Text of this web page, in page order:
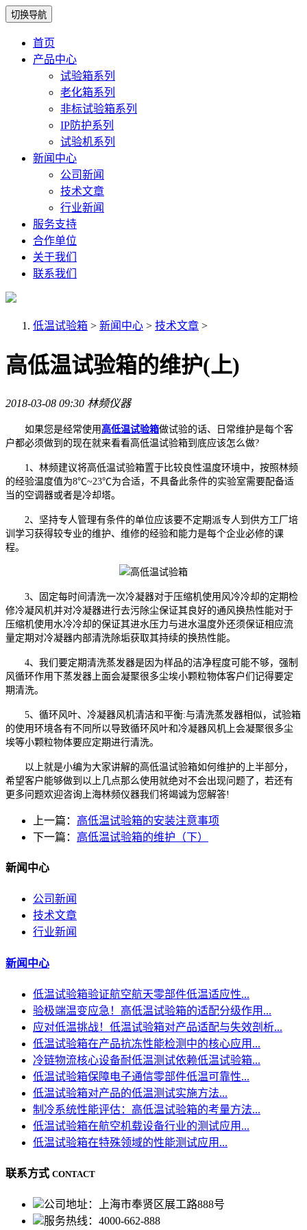
切换导航
首页
产品中心
试验箱系列
老化箱系列
非标试验箱系列
IP防护系列
试验机系列
新闻中心
公司新闻
技术文章
行业新闻
服务支持
合作单位
关于我们
联系我们
低温试验箱 > 新闻中心 > 技术文章 >
高低温试验箱的维护(上)
2018-03-08 09:30 林频仪器
如果您是经常使用 高低温试验箱做试验的话、日常维护是每个客
户都必须做到的现在就来看看高低温试验箱到底应该怎么做?
1、林频建议将高低温试验箱置于比较良性温度环境中，按照林频
的经验温度值为8℃~23℃为合适，不具备此条件的实验室需要配备适
当的空调器或者是冷却塔。
2、坚持专人管理有条件的单位应该要不定期派专人到供方工厂培
训学习获得较专业的维护、维修的经验和能力是每个企业必修的课
程。
3、固定每时间清洗一次冷凝器对于压缩机使用风冷冷却的定期检
修冷凝风机并对冷凝器进行去污除尘保证其良好的通风换热性能对于
压缩机使用水冷冷却的保证其进水压力与进水温度外还须保证相应流
量定期对冷凝器内部清洗除垢获取其持续的换热性能。
4、我们要定期清洗蒸发器是因为样品的洁净程度可能不够，强制
风循环作用下蒸发器上面会凝聚很多尘埃小颗粒物体客户们记得要定
期清洗。
5、循环风叶、冷凝器风机清洁和平衡:与清洗蒸发器相似，试验箱
的使用环境各有不同所以导致循环风叶和冷凝器风机上会凝聚很多尘
埃等小颗粒物体要应定期进行清洗。
以上就是小编为大家讲解的高低温试验箱如何维护的上半部分，
希望客户能够做到以上几点那么使用就绝对不会出现问题了，若还有
更多问题欢迎咨询上海林频仪器我们将竭诚为您解答!
上一篇： 高低温试验箱的安装注意事项
下一篇： 高低温试验箱的维护（下）
新闻中心
公司新闻
技术文章
行业新闻
新闻中心
低温试验箱验证航空航天零部件低温适应性...
验极端温变应急！高低温试验箱的适配分级作用...
应对低温挑战！低温试验箱对产品适配与失效剖析...
低温试验箱在产品抗冻性能检测中的核心应用...
冷链物流核心设备耐低温测试依赖低温试验箱...
低温试验箱保障电子通信零部件低温可靠性...
低温试验箱对产品的低温测试实施方法...
制冷系统性能评估：高低温试验箱的考量方法...
低温试验箱在航空机载设备行业的测试应用...
低温试验箱在特殊领域的性能测试应用...
联系方式 CONTACT
公司地址：上海市奉贤区展工路888号
服务热线：4000-662-888